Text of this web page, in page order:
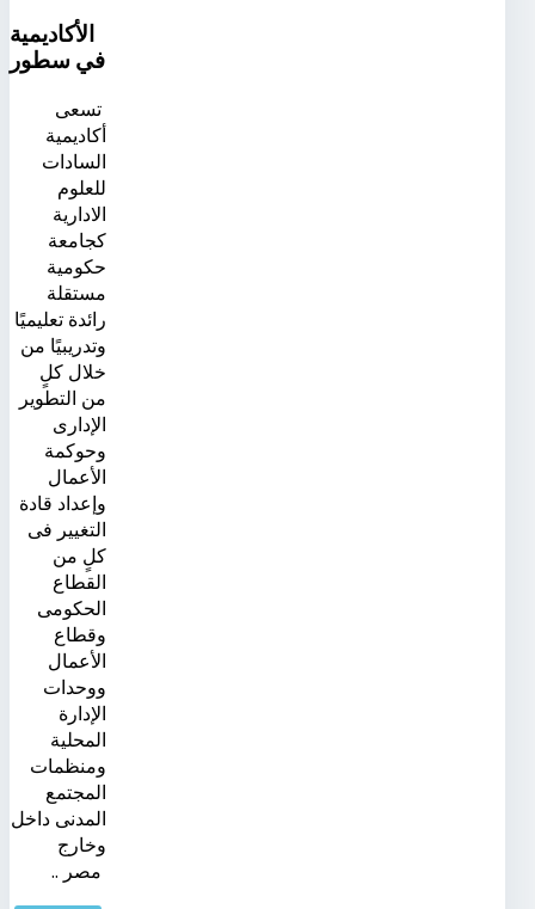
الأكاديمية
في سطور
تسعى
أكاديمية
السادات
للعلوم
الادارية
كجامعة
حكومية
مستقلة
رائدة تعليميًا
وتدريبيًا من
خلال كلٍ
من التطوير
الإدارى
وحوكمة
الأعمال
وإعداد قادة
التغيير فى
كلٍ من
القطاع
الحكومى
وقطاع
الأعمال
ووحدات
الإدارة
المحلية
ومنظمات
المجتمع
المدنى داخل
وخارج
مصر ..